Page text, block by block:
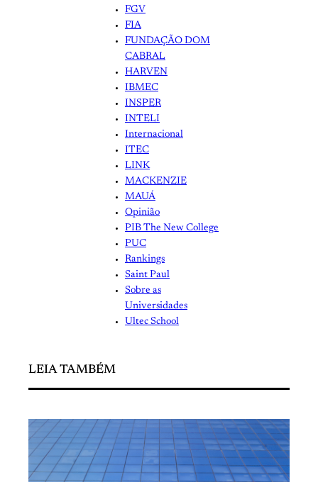
FGV
FIA
FUNDAÇÃO DOM
CABRAL
HARVEN
IBMEC
INSPER
INTELI
Internacional
ITEC
LINK
MACKENZIE
MAUÁ
Opinião
PIB The New College
PUC
Rankings
Saint Paul
Sobre as
Universidades
Ultec School
LEIA TAMBÉM